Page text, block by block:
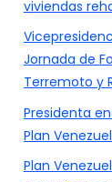
viviendas
Jornada de
Terremoto y
Presidenta
Plan
Plan